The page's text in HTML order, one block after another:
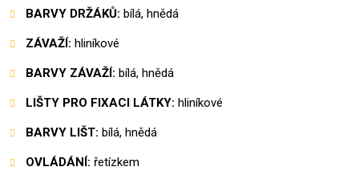
BARVY DRŽÁKŮ: bílá, hnědá
ZÁVAŽÍ: hliníkové
BARVY ZÁVAŽÍ: bílá, hnědá
LIŠTY PRO FIXACI LÁTKY: hliníkové
BARVY LIŠT: bílá, hnědá
OVLÁDÁNÍ: řetízkem